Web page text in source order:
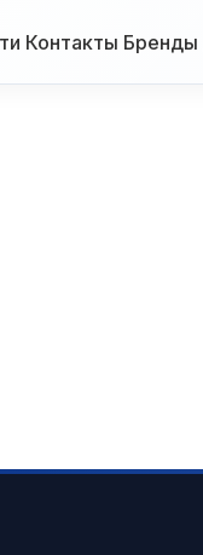
Контакты Бренды